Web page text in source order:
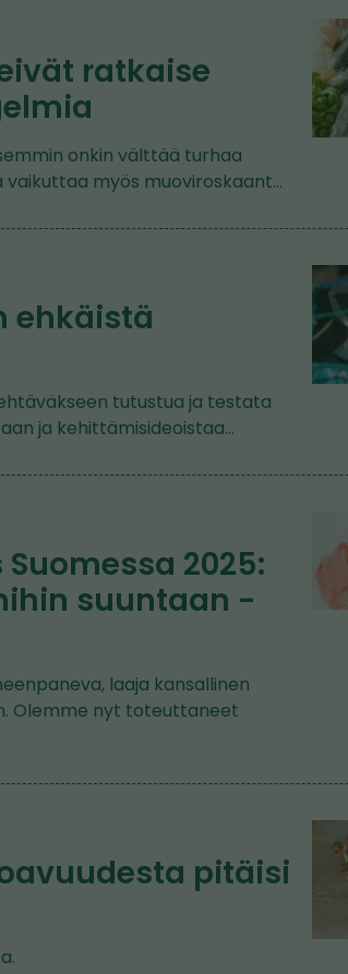
ratkaise
onkin välttää turhaa
myös muoviroskaant…
ehkäistä
tutustua ja testata
ja kehittämisideoistaa…
2025:
suuntaan -
laaja kansallinen
Olemme nyt toteuttaneet
pitäisi